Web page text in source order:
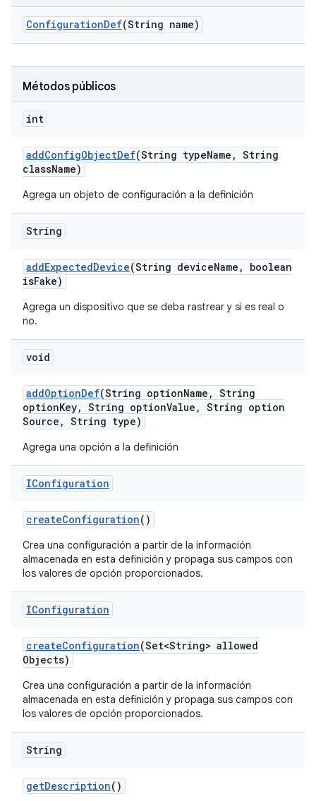
ConfigurationDef(String name)
Métodos públicos
int
addConfigObjectDef(String typeName , String
className)
Agrega un objeto de configuración a la definición
String
addExpectedDevice(String deviceName ,
boolean
isFake)
Agrega un dispositivo que se deba rastrear y si es real o
no.
void
addOptionDef(String optionName , String
optionKey, String optionValue , String option
Source , String type)
Agrega una opción a la definición
IConfiguration
createConfiguration()
Crea una configuración a partir de la información
almacenada en esta definición y propaga sus campos con
los valores de opción proporcionados.
IConfiguration
createConfiguration(Set<String> allowed
Objects)
Crea una configuración a partir de la información
almacenada en esta definición y propaga sus campos con
los valores de opción proporcionados.
String
getDescription()